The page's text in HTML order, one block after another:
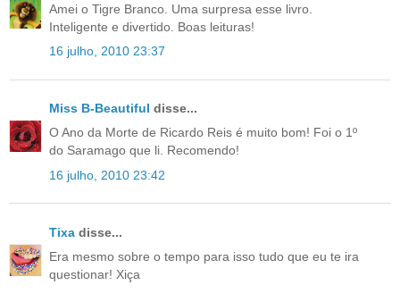
Amei o Tigre Branco. Uma surpresa esse livro.
Inteligente e divertido. Boas leituras!
16 julho, 2010 23:37
Miss B-Beautiful disse...
O Ano da Morte de Ricardo Reis é muito bom! Foi o 1º
do Saramago que li. Recomendo!
16 julho, 2010 23:42
Tixa disse...
Era mesmo sobre o tempo para isso tudo que eu te ira
questionar! Xiça